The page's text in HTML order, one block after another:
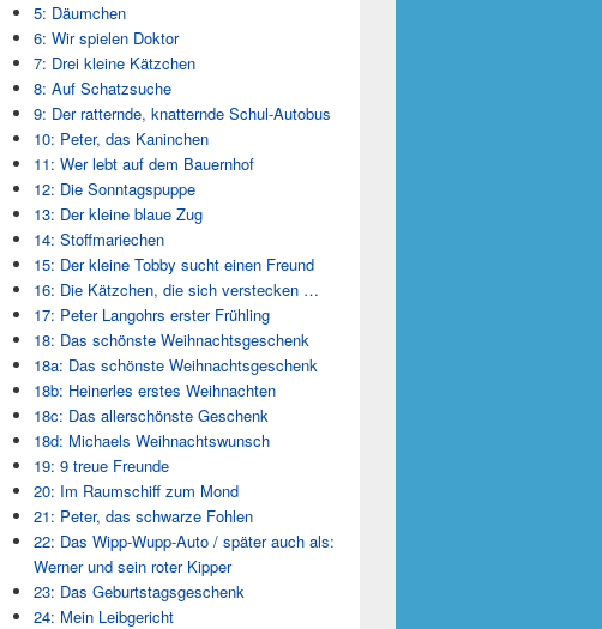
5: Däumchen
6: Wir spielen Doktor
7: Drei kleine Kätzchen
8: Auf Schatzsuche
9: Der ratternde, knatternde Schul-Autobus
10: Peter, das Kaninchen
11: Wer lebt auf dem Bauernhof
12: Die Sonntagspuppe
13: Der kleine blaue Zug
14: Stoffmariechen
15: Der kleine Tobby sucht einen Freund
16: Die Kätzchen, die sich verstecken …
17: Peter Langohrs erster Frühling
18: Das schönste Weihnachtsgeschenk
18a: Das schönste Weihnachtsgeschenk
18b: Heinerles erstes Weihnachten
18c: Das allerschönste Geschenk
18d: Michaels Weihnachtswunsch
19: 9 treue Freunde
20: Im Raumschiff zum Mond
21: Peter, das schwarze Fohlen
22: Das Wipp-Wupp-Auto / später auch als:
Werner und sein roter Kipper
23: Das Geburtstagsgeschenk
24: Mein Leibgericht